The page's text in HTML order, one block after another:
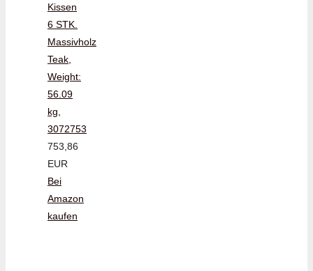
Kissen
6 STK.
Massivholz
Teak,
Weight:
56.09
kg,
3072753
753,86
EUR
Bei
Amazon
kaufen